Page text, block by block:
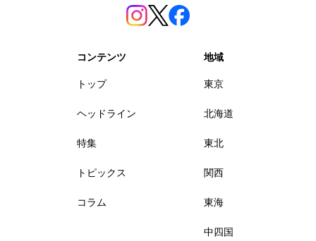
コンテンツ
トップ
ヘッドライン
特集
トピックス
コラム
地域
東京
北海道
東北
関西
東海
中四国